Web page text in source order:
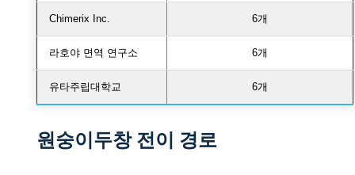
Chimerix Inc. 6개
라호야 면역 연구소 6개
유타주립대학교 6개
원숭이두창 전이 경로